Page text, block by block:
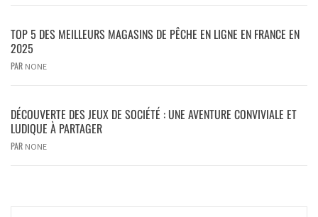
TOP 5 DES MEILLEURS MAGASINS DE PÊCHE EN LIGNE EN FRANCE EN
2025
PAR NONE
DÉCOUVERTE DES JEUX DE SOCIÉTÉ : UNE AVENTURE CONVIVIALE ET
LUDIQUE À PARTAGER
PAR NONE